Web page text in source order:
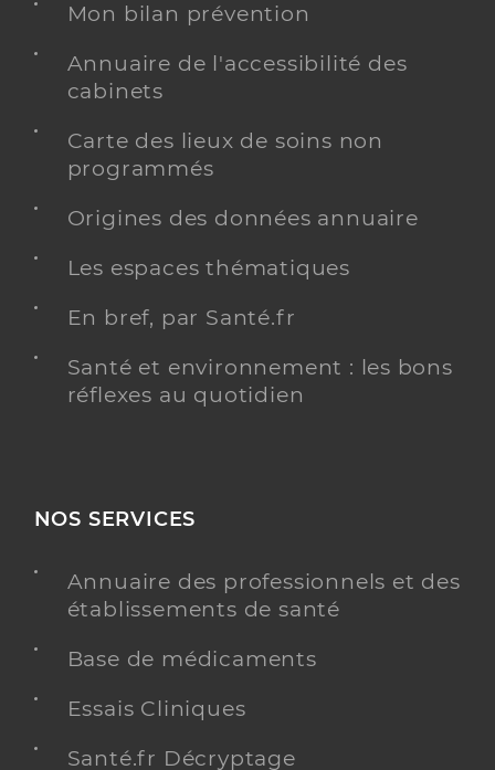
Mon bilan prévention
Annuaire de l'accessibilité des
cabinets
Carte des lieux de soins non
programmés
Origines des données annuaire
Les espaces thématiques
En bref, par Santé.fr
Santé et environnement : les bons
réflexes au quotidien
NOS SERVICES
Annuaire des professionnels et des
établissements de santé
Base de médicaments
Essais Cliniques
Santé.fr Décryptage